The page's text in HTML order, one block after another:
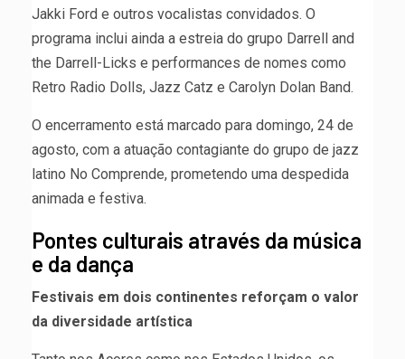
Jakki Ford e outros vocalistas convidados. O
programa inclui ainda a estreia do grupo Darrell and
the Darrell-Licks e performances de nomes como
Retro Radio Dolls, Jazz Catz e Carolyn Dolan Band.
O encerramento está marcado para domingo, 24 de
agosto, com a atuação contagiante do grupo de jazz
latino No Comprende, prometendo uma despedida
animada e festiva.
Pontes culturais através da música
e da dança
Festivais em dois continentes reforçam o valor
da diversidade artística